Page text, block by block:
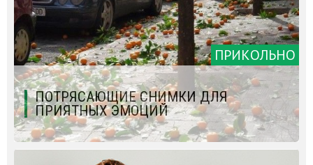
ПРИКОЛЬНО
ПОТРЯСАЮЩИЕ СНИМКИ ДЛЯ
ПРИЯТНЫХ ЭМОЦИЙ